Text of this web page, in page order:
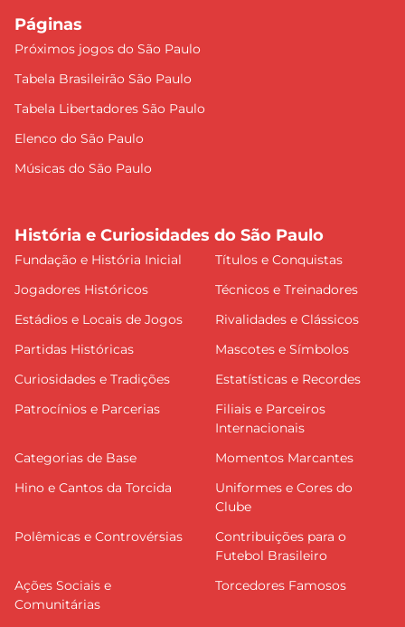
Páginas
Próximos jogos do São Paulo
Tabela Brasileirão São Paulo
Tabela Libertadores São Paulo
Elenco do São Paulo
Músicas do São Paulo
História e Curiosidades do São Paulo
Fundação e História Inicial
Títulos e Conquistas
Jogadores Históricos
Técnicos e Treinadores
Estádios e Locais de Jogos
Rivalidades e Clássicos
Partidas Históricas
Mascotes e Símbolos
Curiosidades e Tradições
Estatísticas e Recordes
Patrocínios e Parcerias
Filiais e Parceiros
Internacionais
Categorias de Base
Momentos Marcantes
Hino e Cantos da Torcida
Uniformes e Cores do
Clube
Polêmicas e Controvérsias
Contribuições para o
Futebol Brasileiro
Ações Sociais e
Comunitárias
Torcedores Famosos